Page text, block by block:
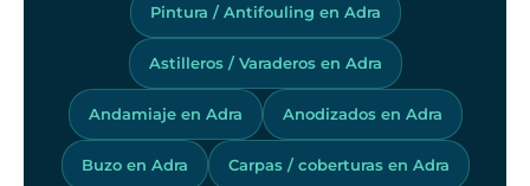
Pintura / Antifouling en Adra
Astilleros / Varaderos en Adra
Andamiaje en Adra Anodizados en Adra
Buzo en Adra Carpas / coberturas en Adra